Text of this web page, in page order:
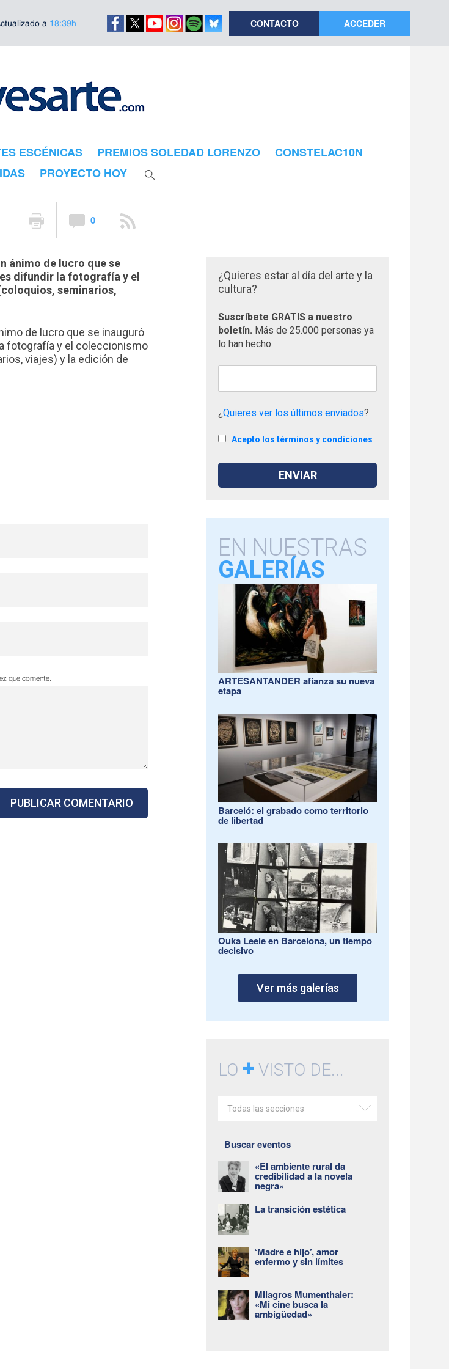
a 18:39h CONTACTO ACCEDER
ESCÉNICAS PREMIOS SOLEDAD LORENZO
CONSTELAC10N
PROYECTO HOY
0
ánimo de lucro que se
difundir la fotografía y el
seminarios,
de lucro que se inauguró
fotografía y el coleccionismo
viajes) y la edición de
que comente.
¿Quieres estar al día del arte y la
cultura?
Suscríbete GRATIS a nuestro
boletín. Más de 25.000 personas ya
lo han hecho
¿Quieres ver los últimos enviados?
Acepto los términos y condiciones
EN NUESTRAS
GALERÍAS
ARTESANTANDER afianza su nueva
etapa
Barceló: el grabado como territorio
de libertad
Ouka Leele en Barcelona, un tiempo
decisivo
Ver más galerías
LO+ VISTO DE...
Todas las secciones
Buscar eventos
«El ambiente rural da
credibilidad a la novela
negra»
La transición estética
‘Madre e hijo’, amor
enfermo y sin límites
Milagros Mumenthaler:
«Mi cine busca la
ambigüedad»